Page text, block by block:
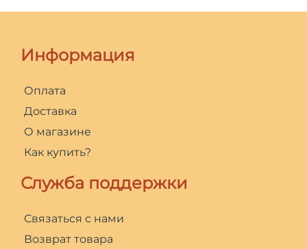
Информация
Оплата
Доставка
О магазине
Как купить?
Служба поддержки
Связаться с нами
Возврат товара